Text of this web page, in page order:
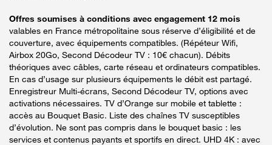
Offres soumises à conditions avec engagement 12 mois
valables en France métropolitaine sous réserve d’éligibilité et de
couverture, avec équipements compatibles. (Répéteur Wifi,
Airbox 20Go, Second Décodeur TV : 10€ chacun). Débits
théoriques avec câbles, carte réseau et ordinateurs compatibles.
En cas d’usage sur plusieurs équipements le débit est partagé.
Enregistreur Multi-écrans, Second Décodeur TV, options avec
activations nécessaires. TV d’Orange sur mobile et tablette :
accès au Bouquet Basic. Liste des chaînes TV susceptibles
d’évolution. Ne sont pas compris dans le bouquet basic : les
services et contenus payants et sportifs en direct. UHD 4K : avec